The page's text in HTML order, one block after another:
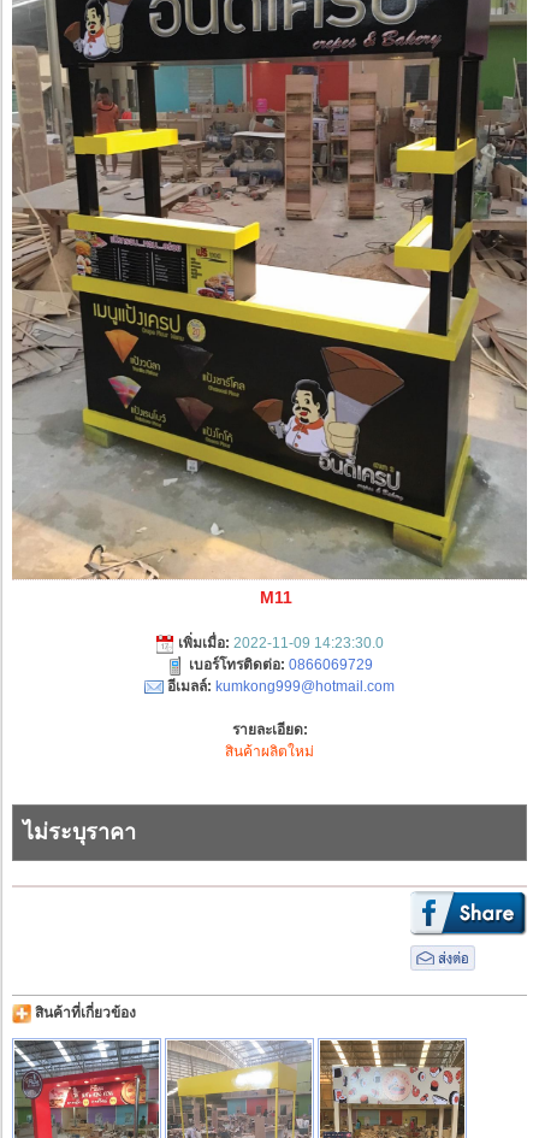
M11
เพิ่มเมื่อ: 2022-11-09 14:23:30.0
เบอร์โทรติดต่อ: 0866069729
อีเมลล์: kumkong999@hotmail.com
รายละเอียด:
สินค้าผลิตใหม่
ไม่ระบุราคา
สินค้าที่เกี่ยวข้อง